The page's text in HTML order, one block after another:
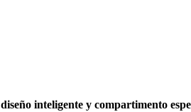
diseño inteligente y compartimento